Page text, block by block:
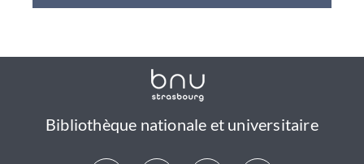
Bibliothèque nationale et universitaire